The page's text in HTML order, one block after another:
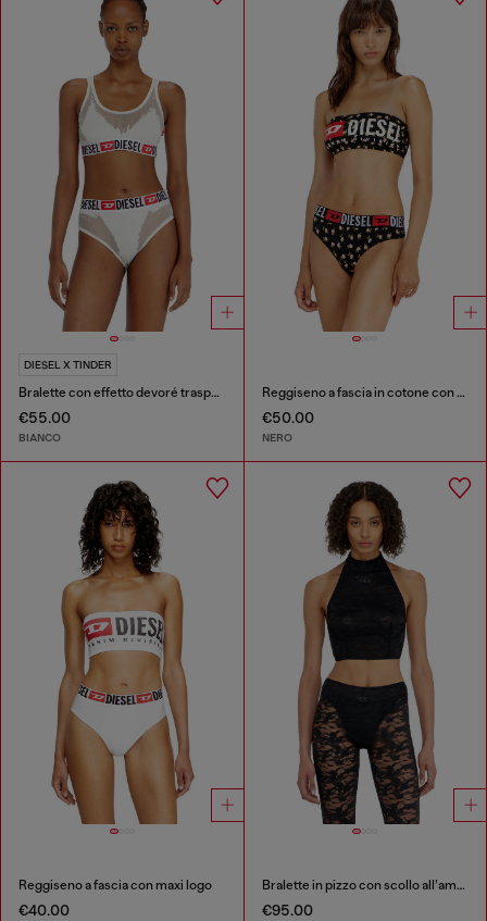
DIESEL X TINDER
Bralette con effetto devoré trasparente
€55.00
BIANCO
Reggiseno a fascia in cotone con stampa floreale all-over
€50.00
NERO
Reggiseno a fascia con maxi logo
€40.00
Bralette in pizzo con scollo all’americana
€95.00